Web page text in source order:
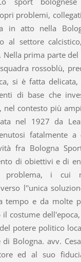
problemi,
in atto nella
al settore
Nella prima parte
rossoblù,
si è fatta
di base che
nel contesto più
nel 1927 da
fatalmente a
fra Bologna
di obiettivi e di
i cui
l''unica
tempo e da molte
il costume
potere politico
di Bologna. avv.
ed al suo